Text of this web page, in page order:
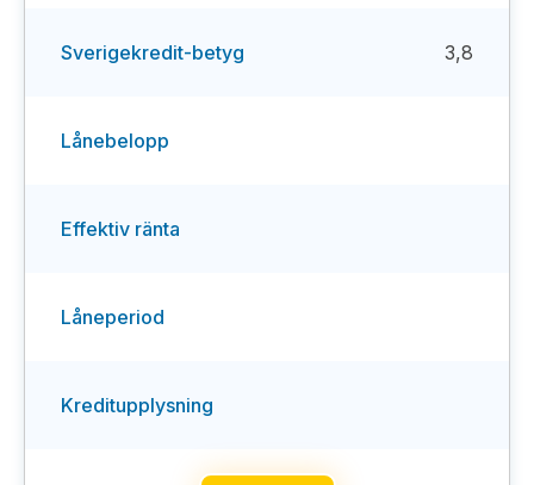
Sverigekredit-betyg 3,8
Lånebelopp
Effektiv ränta
Låneperiod
Kreditupplysning